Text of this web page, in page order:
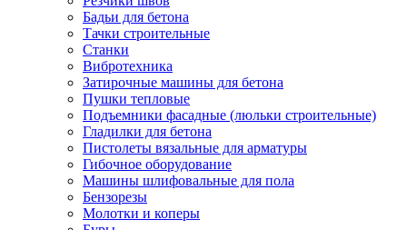
Бадьи для бетона
Тачки строительные
Станки
Вибротехника
Затирочные машины для бетона
Пушки тепловые
Подъемники фасадные (люльки строительные)
Гладилки для бетона
Пистолеты вязальные для арматуры
Гибочное оборудование
Машины шлифовальные для пола
Бензорезы
Молотки и коперы